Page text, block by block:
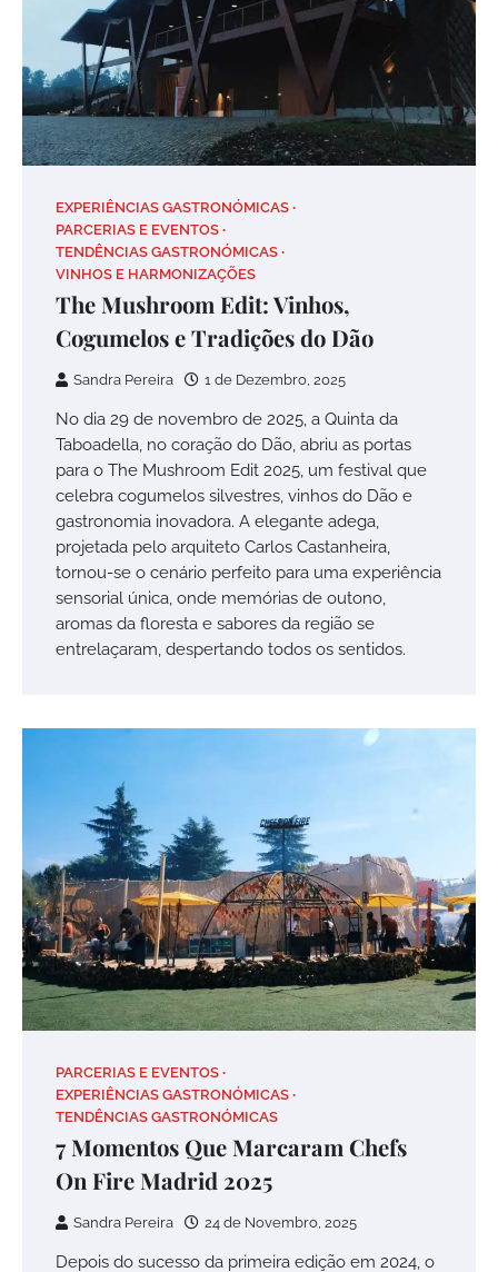
EXPERIÊNCIAS GASTRONÓMICAS
PARCERIAS E EVENTOS
TENDÊNCIAS GASTRONÓMICAS
VINHOS E HARMONIZAÇÕES
The Mushroom Edit: Vinhos,
Cogumelos e Tradições do Dão
Sandra Pereira 1 de Dezembro, 2025
No dia 29 de novembro de 2025, a Quinta da
Taboadella, no coração do Dão, abriu as portas
para o The Mushroom Edit 2025, um festival que
celebra cogumelos silvestres, vinhos do Dão e
gastronomia inovadora. A elegante adega,
projetada pelo arquiteto Carlos Castanheira,
tornou-se o cenário perfeito para uma experiência
sensorial única, onde memórias de outono,
aromas da floresta e sabores da região se
entrelaçaram, despertando todos os sentidos.
PARCERIAS E EVENTOS
EXPERIÊNCIAS GASTRONÓMICAS
TENDÊNCIAS GASTRONÓMICAS
7 Momentos Que Marcaram Chefs
On Fire Madrid 2025
Sandra Pereira 24 de Novembro, 2025
Depois do sucesso da primeira edição em 2024, o